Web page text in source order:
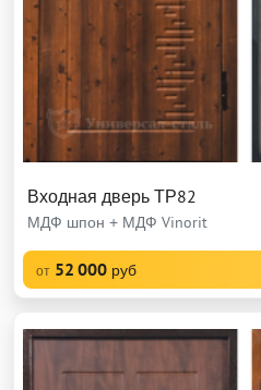
Входная дверь ТР82
МДФ шпон + МДФ Vinorit
от 52 000 руб